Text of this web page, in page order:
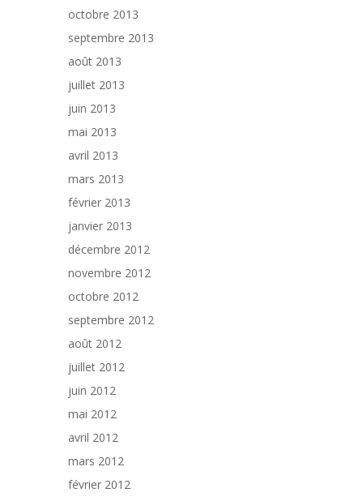
octobre 2013
septembre 2013
août 2013
juillet 2013
juin 2013
mai 2013
avril 2013
mars 2013
février 2013
janvier 2013
décembre 2012
novembre 2012
octobre 2012
septembre 2012
août 2012
juillet 2012
juin 2012
mai 2012
avril 2012
mars 2012
février 2012